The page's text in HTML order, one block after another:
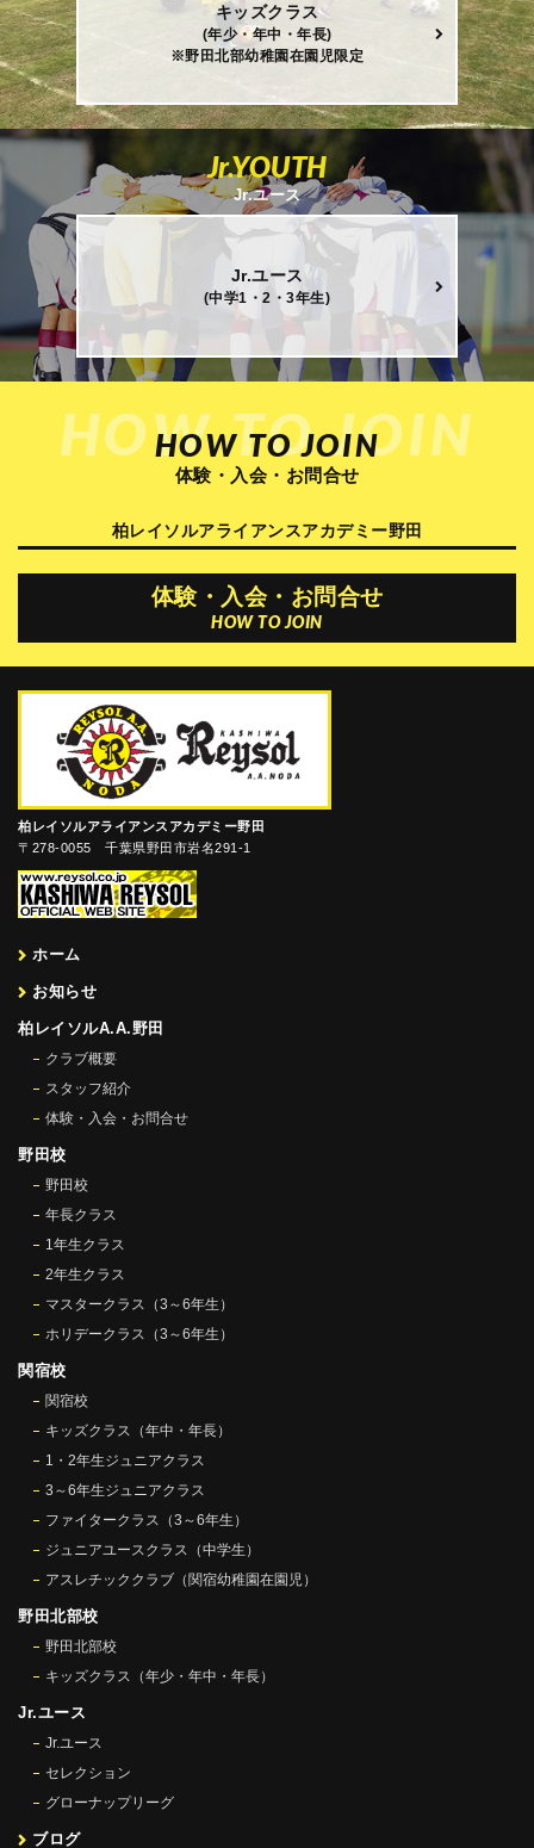
キッズクラス
(年少・年中・年長)
※野田北部幼稚園在園児限定
Jr.YOUTH
Jr.ユース
Jr.ユース
(中学1・2・3年生)
HOW TO JOIN
HOW TO JOIN
体験・入会・お問合せ
柏レイソルアライアンスアカデミー野田
体験・入会・お問合せ
HOW TO JOIN
柏レイソルアライアンスアカデミー野田
〒278-0055 千葉県野田市岩名291-1
ホーム
お知らせ
柏レイソルA.A.野田
クラブ概要
スタッフ紹介
体験・入会・お問合せ
野田校
野田校
年長クラス
1年生クラス
2年生クラス
マスタークラス（3～6年生）
ホリデークラス（3～6年生）
関宿校
関宿校
キッズクラス（年中・年長）
1・2年生ジュニアクラス
3～6年生ジュニアクラス
ファイタークラス（3～6年生）
ジュニアユースクラス（中学生）
アスレチッククラブ（関宿幼稚園在園児）
野田北部校
野田北部校
キッズクラス（年少・年中・年長）
Jr.ユース
Jr.ユース
セレクション
グローナップリーグ
ブログ